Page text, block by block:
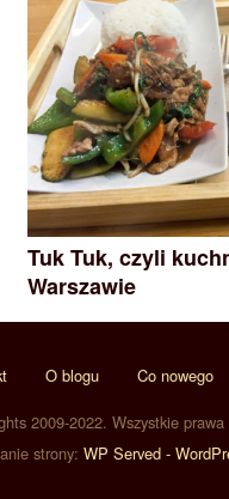
Tuk Tuk, czyli
Warszawie
O blogu Co nowego
2009-2022. Wszystkie
strony: WP Served -